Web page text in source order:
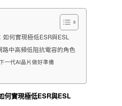
何實現極低ESR與ESL
中高頻低阻抗電容的角色
一代AI晶片做好準備
何實現極低ESR與ESL